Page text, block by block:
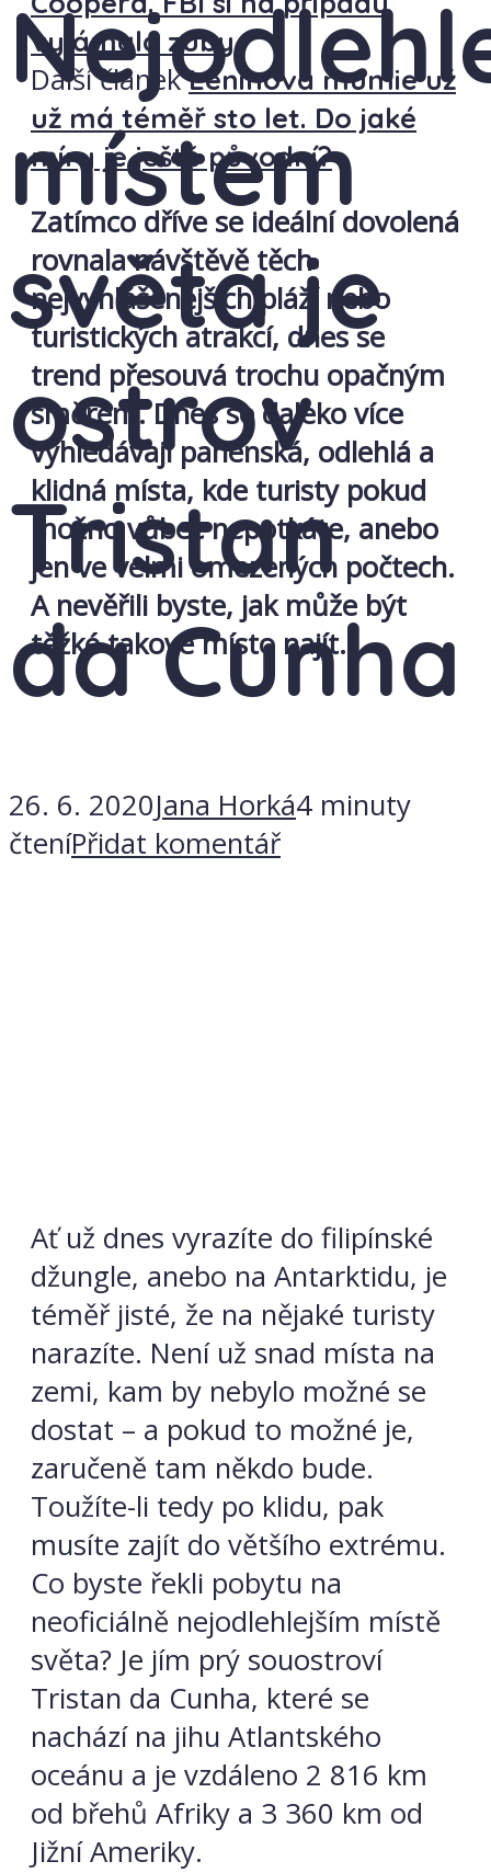
místem
světa je
ostrov
Tristan
da Cunha
26. 6. 2020Jana Horká4 minuty
čteníPřidat komentář
vylámala zuby
Další článek Leninova mumie už
už má téměř sto let. Do jaké
míry je ještě původní?
Zatímco dříve se ideální dovolená
rovnala návštěvě těch
nejvyhlášenějších pláží nebo
turistických atrakcí, dnes se
trend přesouvá trochu opačným
směrem. Dnes se daleko více
vyhledávají panenská, odlehlá a
klidná místa, kde turisty pokud
možno vůbec nepotkáte, anebo
jen ve velmi omezených počtech.
A nevěřili byste, jak může být
těžké takové místo najít.
Ať už dnes vyrazíte do filipínské
džungle, anebo na Antarktidu, je
téměř jisté, že na nějaké turisty
narazíte. Není už snad místa na
zemi, kam by nebylo možné se
dostat – a pokud to možné je,
zaručeně tam někdo bude.
Toužíte-li tedy po klidu, pak
musíte zajít do většího extrému.
Co byste řekli pobytu na
neoficiálně nejodlehlejším místě
světa? Je jím prý souostroví
Tristan da Cunha, které se
nachází na jihu Atlantského
oceánu a je vzdáleno 2 816 km
od břehů Afriky a 3 360 km od
Jižní Ameriky.